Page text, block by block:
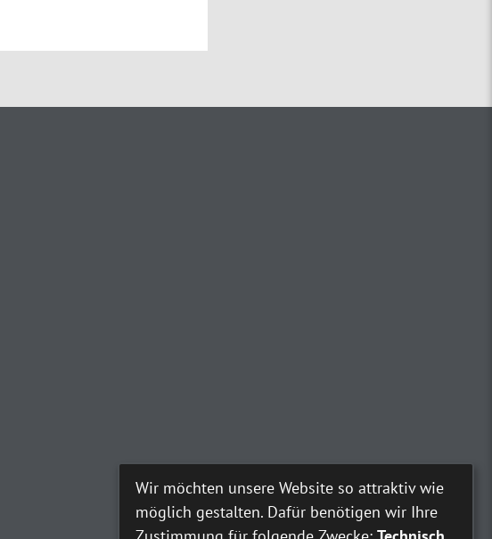
Wir möchten unsere Website so attraktiv wie
möglich gestalten. Dafür benötigen wir Ihre